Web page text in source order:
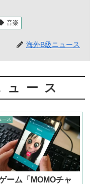
音楽
海外B級ニュース
ュース
ース
ーム「MOMOチャ